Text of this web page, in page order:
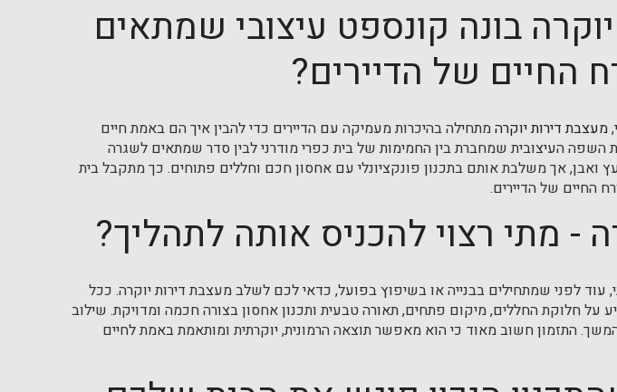
בונה קונספט עיצובי שמתאים
החיים של הדיירים?
מעצבת דירות יוקרהמתחילה בהיכרות מעמיקה עם הדיירים כדי להבין איך הם באמת חיים
השפה העיצובית שמחברת בין החמימות של בית כפרי מודרני לבין סדר שמתאים לשגרה
ואבן, אך משלבת אותם בתכנון פונקציונלי עם אחסון חכם וחללים פתוחים. כך מתקבל בית
החיים של הדיירים.
- מתי רצוי להכניס אותה לתהליך?
עוד לפני שמתחילים בבנייה או בשיפוץ בפועל, כדאי לכם לשלב מעצבת דירות יוקרה. ככל
על חלוקת החללים, מיקום פתחים, תאורה טבעית ותכנון אחסון בצורה חכמה ומדויקת. שילוב
התזמון חשוב מאוד כי הוא מאפשר תוצאה הרמונית, יוקרתית ומותאמת באמת לחיים